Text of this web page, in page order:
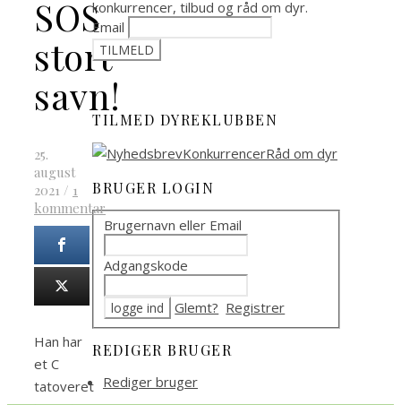
SOS
stort
savn!
25.
august
2021 / 1
kommentar
Han har
et C
tatoveret
konkurrencer, tilbud og råd om dyr.
Email
TILMED DYREKLUBBEN
BRUGER LOGIN
Brugernavn eller Email
Adgangskode
Glemt? Registrer
REDIGER BRUGER
Rediger bruger